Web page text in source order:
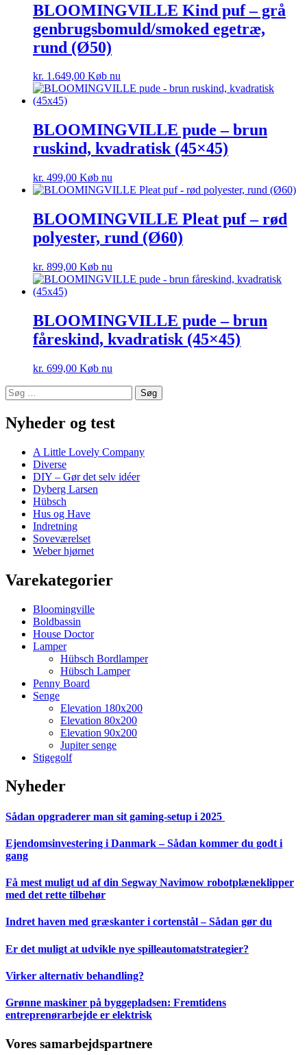
BLOOMINGVILLE Kind puf – grå
genbrugsbomuld/smoked egetræ,
rund (Ø50)
kr. 1.649,00 Køb nu
BLOOMINGVILLE pude – brun
ruskind, kvadratisk (45×45)
kr. 499,00 Køb nu
BLOOMINGVILLE Pleat puf – rød
polyester, rund (Ø60)
kr. 899,00 Køb nu
BLOOMINGVILLE pude – brun
fåreskind, kvadratisk (45×45)
kr. 699,00 Køb nu
Søg
efter:
Nyheder og test
A Little Lovely Company
Diverse
DIY – Gør det selv idéer
Dyberg Larsen
Hübsch
Hus og Have
Indretning
Soveværelset
Weber hjørnet
Varekategorier
Bloomingville
Boldbassin
House Doctor
Lamper
Hübsch Bordlamper
Hübsch Lamper
Penny Board
Senge
Elevation 180x200
Elevation 80x200
Elevation 90x200
Jupiter senge
Stigegolf
Nyheder
Sådan opgraderer man sit gaming-setup i 2025
Ejendomsinvestering i Danmark – Sådan kommer du godt i
gang
Få mest muligt ud af din Segway Navimow robotplæneklipper
med det rette tilbehør
Indret haven med græskanter i cortenstål – Sådan gør du
Er det muligt at udvikle nye spilleautomatstrategier?
Virker alternativ behandling?
Grønne maskiner på byggepladsen: Fremtidens
entreprenørarbejde er elektrisk
Vores samarbejdspartnere